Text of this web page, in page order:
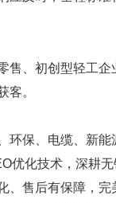
售、初创型轻工
客。
环保、电缆、新
优化技术，深耕
、售后有保障，